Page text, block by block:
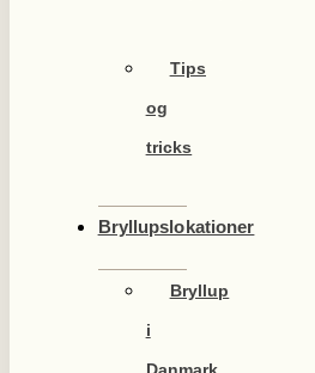
Tips
og
tricks
Bryllupslokationer
Bryllup
i